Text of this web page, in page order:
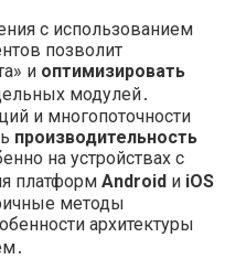
с использованием
позволит
и оптимизировать
модулей․
и многопоточности
производительность
на устройствах с
платформ Android и iOS
методы
архитектуры